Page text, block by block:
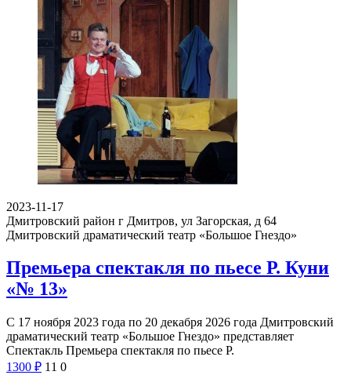
2023-11-17
Дмитровский район г Дмитров, ул Загорская, д 64
Дмитровский драматический театр «Большое Гнездо»
Премьера спектакля по пьесе Р. Куни
«№ 13»
С 17 ноября 2023 года по 20 декабря 2026 года Дмитровский
драматический театр «Большое Гнездо» представляет
Спектакль Премьера спектакля по пьесе Р.
1300 ₽ 11 0